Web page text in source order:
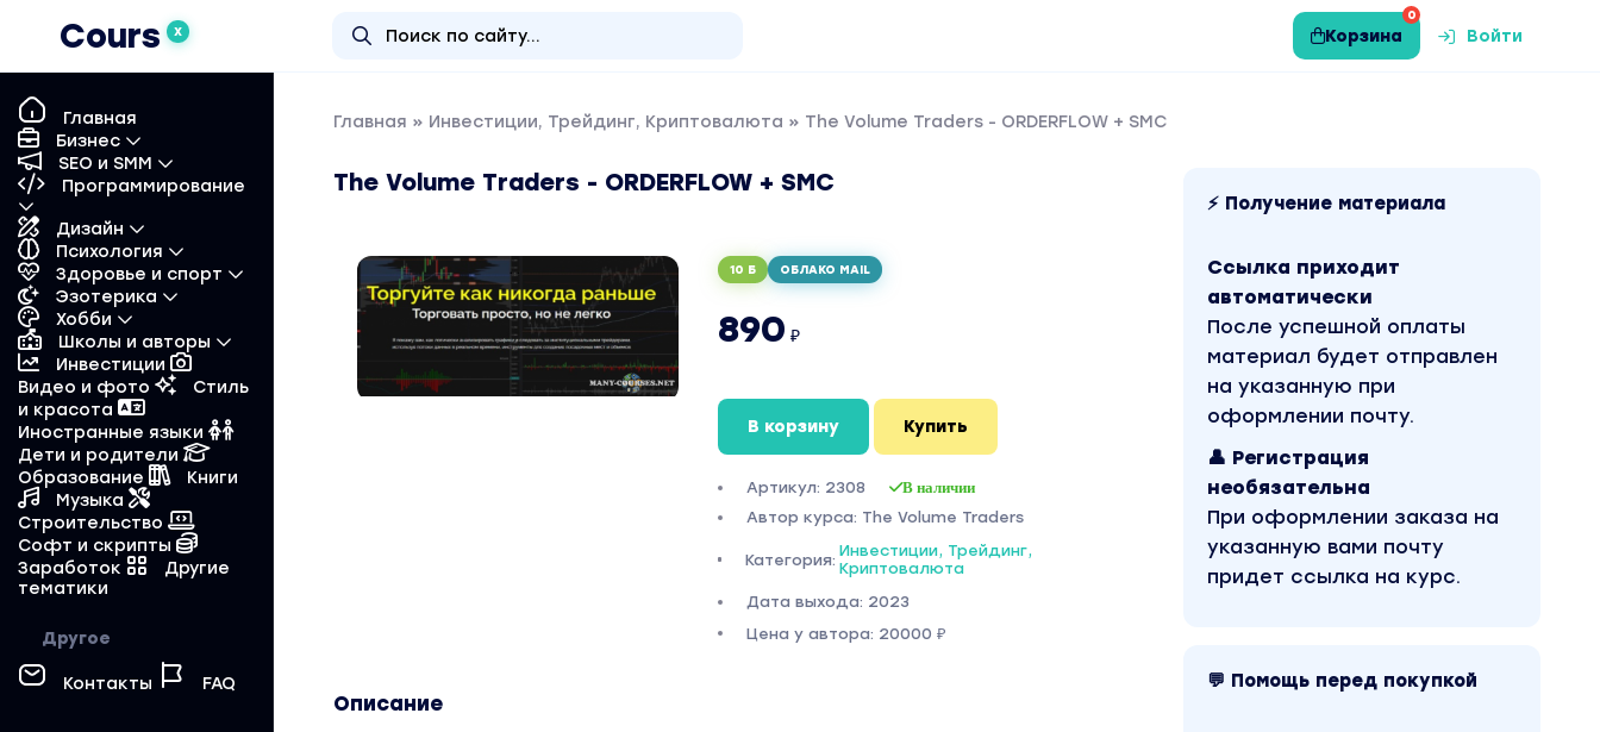
Cours X
0
Корзина Войти
Главная
Бизнес
SEO и SMM
Программирование
Дизайн
Психология
Здоровье и спорт
Эзотерика
Хобби
Школы и авторы
Инвестиции
Видео и фото
Стиль
и красота
Иностранные языки
Дети и родители
Образование
Книги
Музыка
Строительство
Софт и скрипты
Заработок
Другие
тематики
Другое
Контакты FAQ
Главная » Инвестиции, Трейдинг, Криптовалюта » The Volume Traders - ORDERFLOW + SMC
The Volume Traders - ORDERFLOW + SMC
10 Б ОБЛАКО MAIL
890 ₽
В корзину Купить
Артикул: 2308 В наличии
Автор курса: The Volume Traders
Категория: Инвестиции, Трейдинг,
Криптовалюта
Дата выхода: 2023
Цена у автора: 20000 ₽
Описание
⚡ Получение материала
Ссылка приходит
автоматически
После успешной оплаты
материал будет отправлен
на указанную при
оформлении почту.
👤 Регистрация
необязательна
При оформлении заказа на
указанную вами почту
придет ссылка на курс.
💬 Помощь перед покупкой